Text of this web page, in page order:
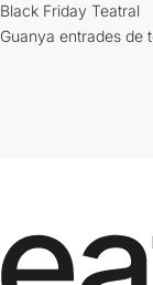
Black Friday Teatral
Guanya entrades de